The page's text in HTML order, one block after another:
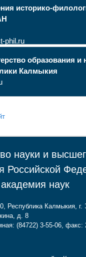
историко-
phil.ru
образования и
Калмыкия
науки и
Российской
наук
Республика Калмыкия,
д. 8
(84722) 3-55-06, факс: